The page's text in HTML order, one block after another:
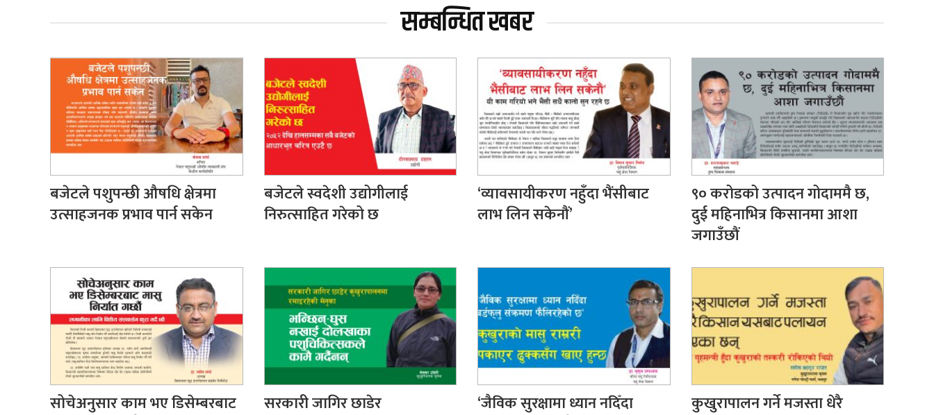
सम्बन्धित खबर
बजेटले पशुपन्छी औषधि क्षेत्रमा
उत्साहजनक प्रभाव पार्न सकेन
बजेटले स्वदेशी उद्योगीलाई
निरुत्साहित गरेको छ
‘व्यावसायीकरण नहुँदा भैंसीबाट
लाभ लिन सकेनौं’
९० करोडको उत्पादन गोदाममै छ,
दुई महिनाभित्र किसानमा आशा
जगाउँछौं
सोचेअनुसार काम भए डिसेम्बरबाट
सरकारी जागिर छाडेर
‘जैविक सुरक्षामा ध्यान नदिँदा
कुखुरापालन गर्ने मजस्ता धेरै